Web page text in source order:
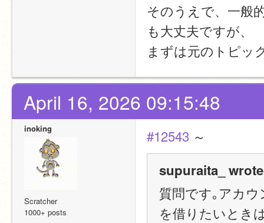
そのうえで、一般
も大丈夫ですが、
まずは元のトピッ
April 16, 2026 09:15:48
inoking
Scratcher
1000+ posts
#12543 ～
supuraita_
質問です｡アカ
を借りたいとき